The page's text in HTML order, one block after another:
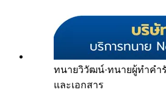
ทนายวิวัฒน์·ทนายผู้ทำคำ
และเอกสาร